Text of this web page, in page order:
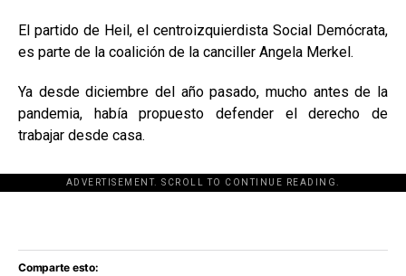
El partido de Heil, el centroizquierdista Social Demócrata,
es parte de la coalición de la canciller Angela Merkel.
Ya desde diciembre del año pasado, mucho antes de la
pandemia, había propuesto defender el derecho de
trabajar desde casa.
ADVERTISEMENT. SCROLL TO CONTINUE READING.
[adsforwp id="243463"]
Comparte esto: